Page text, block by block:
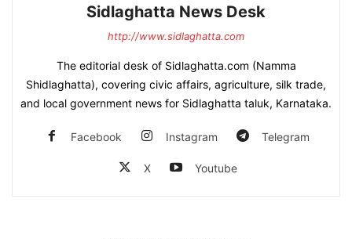
Sidlaghatta News Desk
http://www.sidlaghatta.com
The editorial desk of Sidlaghatta.com (Namma
Shidlaghatta), covering civic affairs, agriculture, silk trade,
and local government news for Sidlaghatta taluk, Karnataka.
Facebook Instagram Telegram
X Youtube